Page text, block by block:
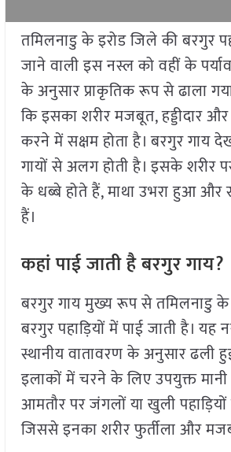
तमिलनाडु के इरोड जिले की बरगुर
जाने वाली इस नस्ल को वहीं के
के अनुसार प्राकृतिक रूप से ढाला
कि इसका शरीर मजबूत, हड्डीदार
करने में सक्षम होता है। बरगुर गाय
गायों से अलग होती है। इसके शरीर
के धब्बे होते हैं, माथा उभरा हुआ और
हैं।
कहां पाई जाती है बरगुर गाय?
बरगुर गाय मुख्य रूप से तमिलनाडु के
बरगुर पहाड़ियों में पाई जाती है। यह
स्थानीय वातावरण के अनुसार ढली
इलाकों में चरने के लिए उपयुक्त मानी
आमतौर पर जंगलों या खुली
जिससे इनका शरीर फुर्तीला और